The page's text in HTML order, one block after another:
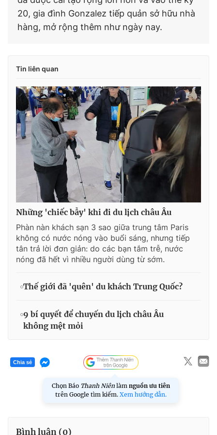
20, gia đình Gonzalez tiếp quản sở hữu nhà
hàng, mở rộng thêm như ngày nay.
Tin liên quan
Những 'chiếc bẫy' khi đi du lịch châu Âu
Phàn nàn khách sạn 3 sao giữa trung tâm Paris
không có nước nóng vào buổi sáng, nhưng tiếp
tân trả lời đơn giản: do các bạn tắm trễ, nước
nóng đã hết vì nhiều người dùng từ sớm.
Thế giới đã 'quên' du khách Trung Quốc?
9 bí quyết để chuyến du lịch châu Âu
không mệt mỏi
Chia sẻ
Chọn Báo Thanh Niên làm nguồn ưu tiên
trên Google tìm kiếm. Xem hướng dẫn.
Bình luận (0)